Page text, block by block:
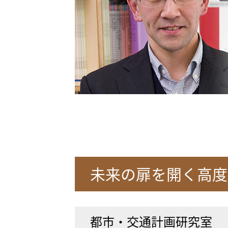
未来の扉を開く高
都市・交通計画研究室